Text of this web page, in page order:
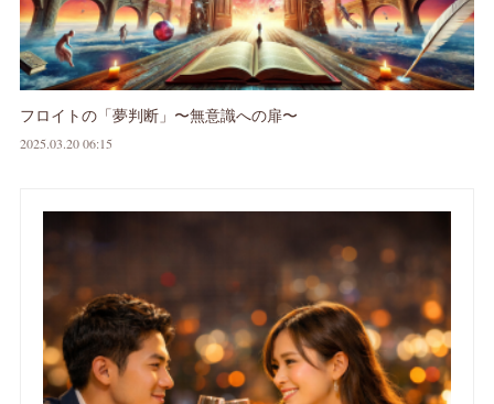
フロイトの「夢判断」〜無意識への扉〜
2025.03.20 06:15